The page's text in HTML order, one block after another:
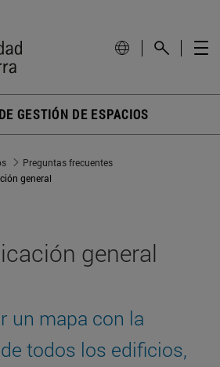
GESTIÓN DE ESPACIOS
Preguntas frecuentes
general
general
un mapa con la
todos los edificios,